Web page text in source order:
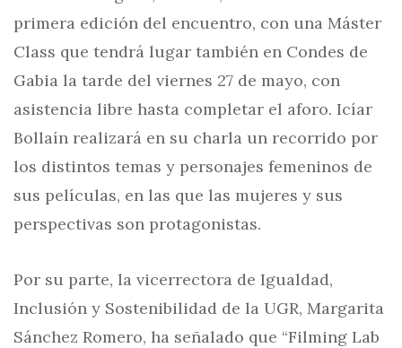
primera edición del encuentro, con una Máster
Class que tendrá lugar también en Condes de
Gabia la tarde del viernes 27 de mayo, con
asistencia libre hasta completar el aforo. Icíar
Bollaín realizará en su charla un recorrido por
los distintos temas y personajes femeninos de
sus películas, en las que las mujeres y sus
perspectivas son protagonistas.
Por su parte, la vicerrectora de Igualdad,
Inclusión y Sostenibilidad de la UGR, Margarita
Sánchez Romero, ha señalado que “Filming Lab